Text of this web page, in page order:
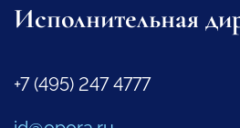
Исполнительная
+7 (495) 247 4777